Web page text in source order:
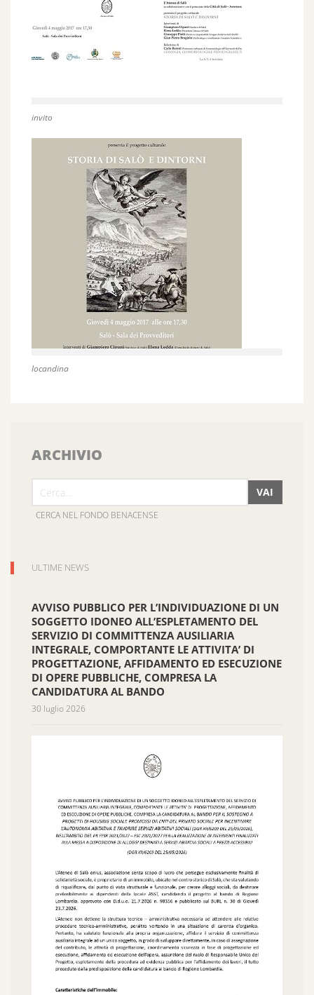
invito
locandina
ARCHIVIO
VAI
CERCA NEL FONDO BENACENSE
ULTIME NEWS
AVVISO PUBBLICO PER L’INDIVIDUAZIONE DI UN
SOGGETTO IDONEO ALL’ESPLETAMENTO DEL
SERVIZIO DI COMMITTENZA AUSILIARIA
INTEGRALE, COMPORTANTE LE ATTIVITA’ DI
PROGETTAZIONE, AFFIDAMENTO ED ESECUZIONE
DI OPERE PUBBLICHE, COMPRESA LA
CANDIDATURA AL BANDO
30 luglio 2026